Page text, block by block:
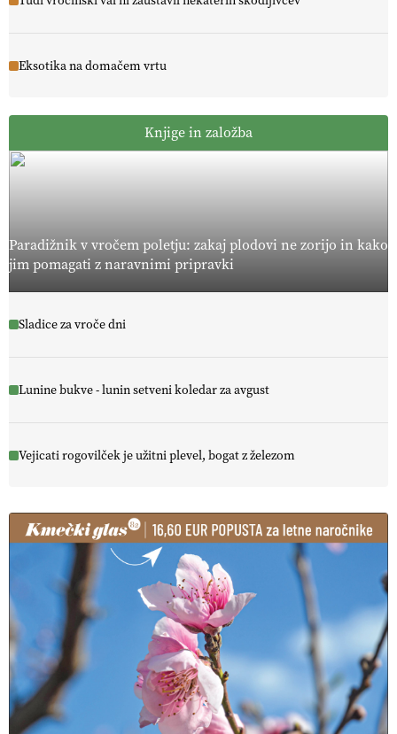
Eksotika na domačem vrtu
Knjige in založba
Paradižnik v vročem poletju: zakaj plodovi ne zorijo in kako
jim pomagati z naravnimi pripravki
Sladice za vroče dni
Lunine bukve - lunin setveni koledar za avgust
Vejicati rogovilček je užitni plevel, bogat z železom